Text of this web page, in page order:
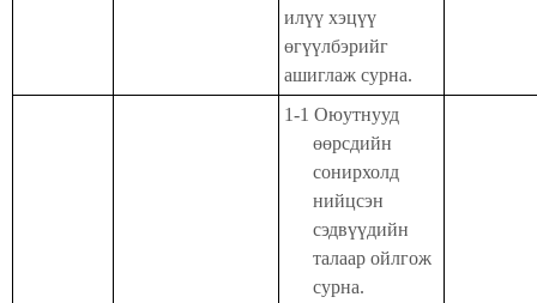
илүү хэцүү
өгүүлбэрийг
ашиглаж сурна.
1-1 Оюутнууд
өөрсдийн
сонирхолд
нийцсэн
сэдвүүдийн
талаар ойлгож
сурна.